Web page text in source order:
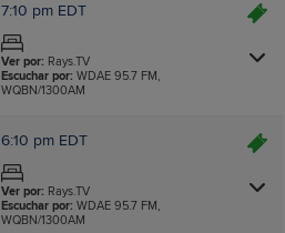
7:10 pm EDT
Ver por: Rays.TV
Escuchar por: WDAE 95.7 FM,
WQBN/1300AM
6:10 pm EDT
Ver por: Rays.TV
Escuchar por: WDAE 95.7 FM,
WQBN/1300AM